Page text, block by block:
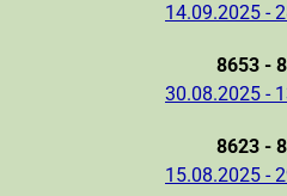
14.09.2025 -
8653 -
30.08.2025 -
8623 -
15.08.2025 -